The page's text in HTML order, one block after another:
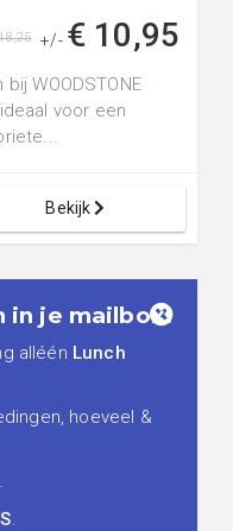
+/- € 10,95
WOODSTONE
voor een
Bekijk
in je mailbox!
alléén Lunch
hoeveel &
.